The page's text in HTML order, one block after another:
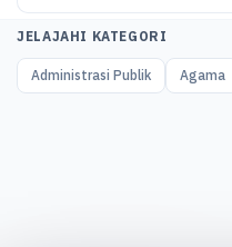
JELAJAHI KATEGORI
Administrasi Publik Agama